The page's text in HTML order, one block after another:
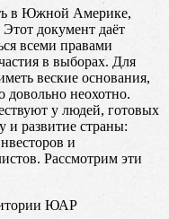
в Южной Америке,
документ даёт
всеми правами
в выборах. Для
веские основания,
неохотно.
у людей, готовых
и развитие страны:
и
Рассмотрим эти
ЮАР